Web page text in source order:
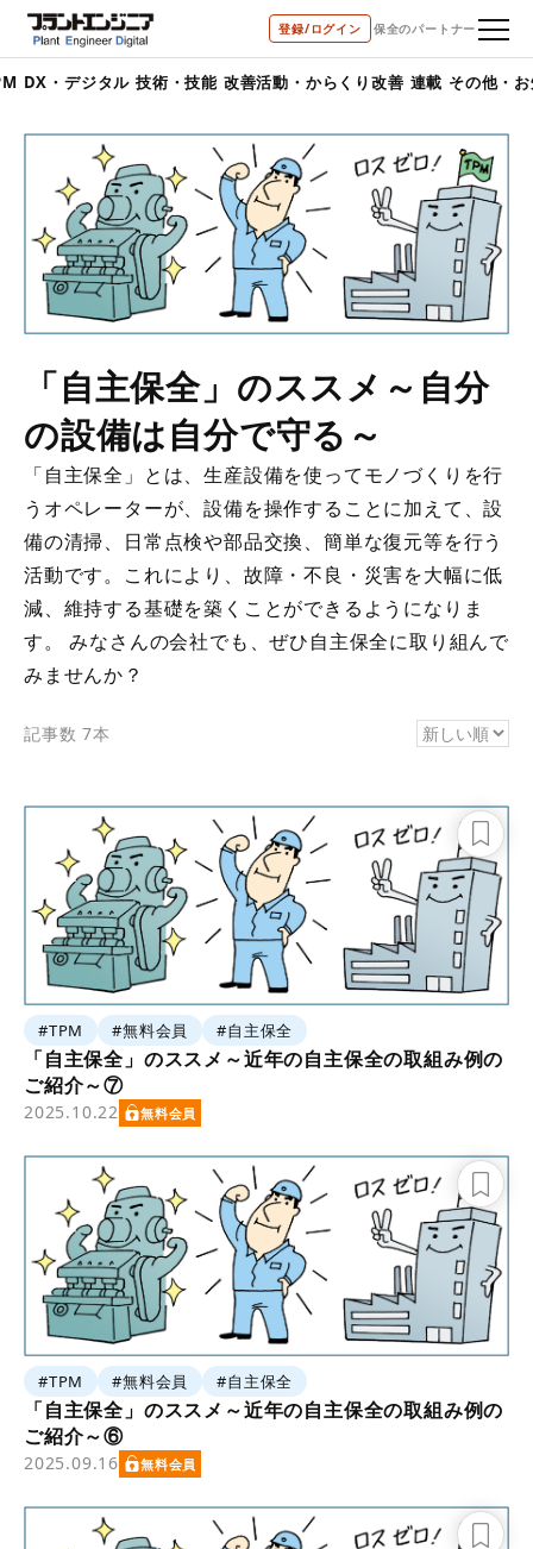
登録/ログイン 保全のパートナー
ジタル 技術・技能 改善活動・からくり改善 連載 その他・お知らせ
「自主保全」のススメ～自分
の設備は自分で守る～
「自主保全」とは、生産設備を使ってモノづくりを行
うオペレーターが、設備を操作することに加えて、設
備の清掃、日常点検や部品交換、簡単な復元等を行う
活動です。これにより、故障・不良・災害を大幅に低
減、維持する基礎を築くことができるようになりま
す。 みなさんの会社でも、ぜひ自主保全に取り組んで
みませんか？
記事数 7本
#TPM #無料会員 #自主保全
「自主保全」のススメ～近年の自主保全の取組み例の
ご紹介～⑦
2025.10.22 無料会員
#TPM #無料会員 #自主保全
「自主保全」のススメ～近年の自主保全の取組み例の
ご紹介～⑥
2025.09.16 無料会員